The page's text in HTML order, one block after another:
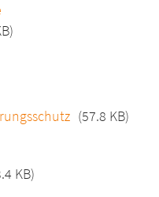
(57.8 KB)
KB)